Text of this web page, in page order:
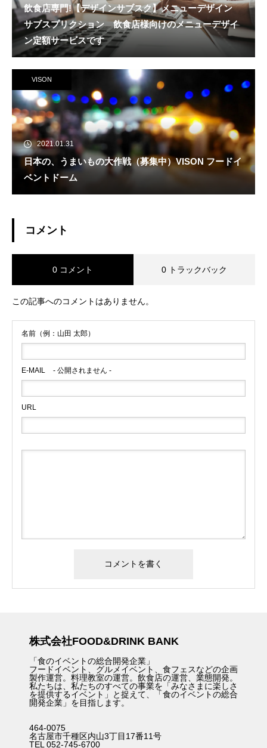
飲食店専門!【デザインサブスク】メニューデザイン
サブスプリクション 飲食店様向けのメニューデザイ
ン定額サービスです
VISON
2021.01.31
日本の、うまいもの大作戦（募集中）VISON フードイ
ベントドーム
コメント
0 コメント 0 トラックバック
この記事へのコメントはありません。
名前（例：山田 太郎）
E-MAIL - 公開されません -
URL
株式会社FOOD&DRINK BANK
「食のイベントの総合開発企業」
フードイベント、グルメイベント、食フェスなどの企画
製作運営。料理教室の運営。飲食店の運営、業態開発。
私たちは、私たちのすべての事業を「みなさまに楽しさ
を提供するイベント」と捉えて、「食のイベントの総合
開発企業」を目指します。
464-0075
名古屋市千種区内山3丁目17番11号
TEL 052-745-6700